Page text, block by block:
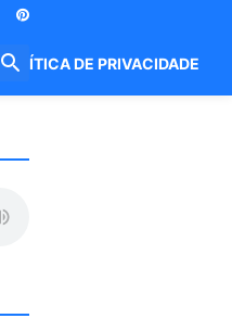
POLÍTICA DE PRIVACIDADE